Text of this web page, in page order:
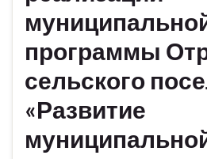
программы
сельского
«Развитие